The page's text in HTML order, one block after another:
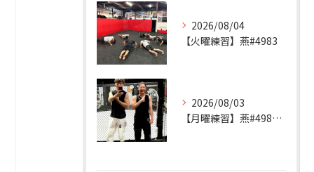
2026/08/04
【火曜練習】燕#4983
2026/08/03
【月曜練習】燕#4982見附#491